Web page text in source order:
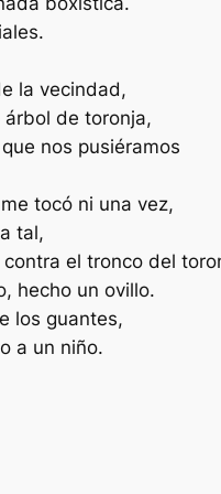
la vecindad,
de toronja,
nos pusiéramos
tocó ni una vez,
tal,
el tronco del
hecho un ovillo.
los guantes,
a un niño.